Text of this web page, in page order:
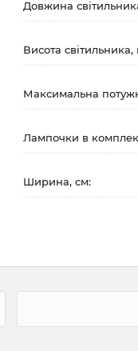
Довжина
Висота
Максимальна
Лампочки в
Ширина, см: